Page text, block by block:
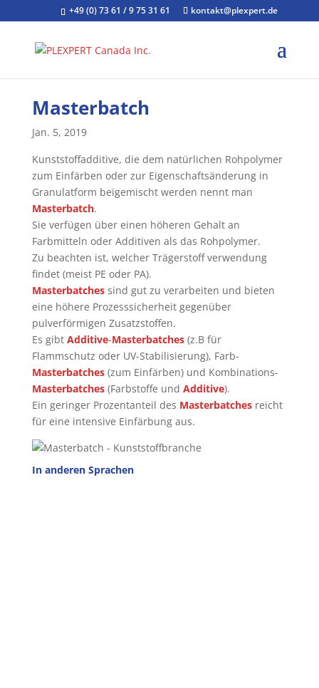
+49 (0) 73 61 / 9 75 31 61 kontakt@plexpert.de
Masterbatch
Jan. 5, 2019
Kunststoffadditive, die dem natürlichen Rohpolymer
zum Einfärben oder zur Eigenschaftsänderung in
Granulatform beigemischt werden nennt man
Masterbatch.
Sie verfügen über einen höheren Gehalt an
Farbmitteln oder Additiven als das Rohpolymer.
Zu beachten ist, welcher Trägerstoff verwendung
findet (meist PE oder PA).
Masterbatchessind gut zu verarbeiten und bieten
eine höhere Prozesssicherheit gegenüber
pulverförmigen Zusatzstoffen.
Es gibt Additive-Masterbatches(z.B für
Flammschutz oder UV-Stabilisierung), Farb-
Masterbatches(zum Einfärben) und Kombinations-
Masterbatches(Farbstoffe und Additive).
Ein geringer Prozentanteil des Masterbatchesreicht
für eine intensive Einfärbung aus.
In anderen Sprachen